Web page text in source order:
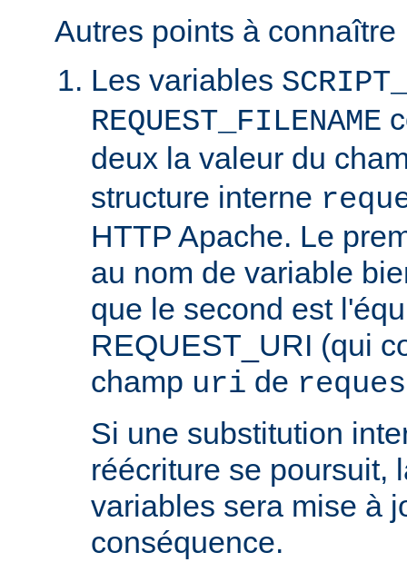
Autres points à connaître
Les variables
REQUEST_FILENAME
deux la valeur du
structure interne
HTTP Apache. Le
au nom de variable
que le second est
REQUEST_URI (qui
champ uri de
Si une substitution
réécriture se poursuit,
variables sera mise à
conséquence.